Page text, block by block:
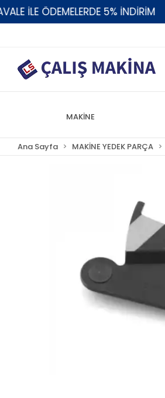
İLE ÖDEMELERDE 5% İNDİRİM
MAKİNE
Ana Sayfa MAKİNE YEDEK PARÇA